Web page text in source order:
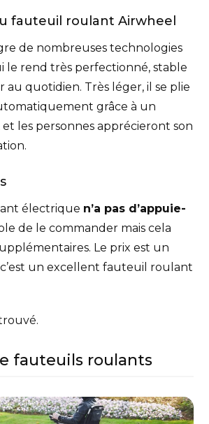
fauteuil roulant Airwheel
de nombreuses technologies
le rend très perfectionné, stable
au quotidien. Très léger, il se plie
grâce à un
les personnes apprécieront son
électrique n’a pas d’appuie-
de le commander mais cela
Le prix est un
un excellent fauteuil roulant
fauteuils roulants